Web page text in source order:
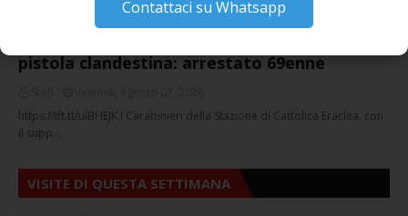
Contattaci su Whatsapp
pistola clandestina: arrestato 69enne
https://ift.tt/ulBHEJK I Carabinieri della Stazione di Cattolica Eraclea, con
il supp…
VISITE DI QUESTA SETTIMANA